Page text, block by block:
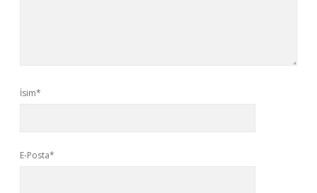
İsim*
E-Posta*